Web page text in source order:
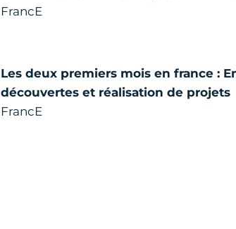
FrancE
Les deux premiers mois en france :
découvertes et réalisation de projets
FrancE